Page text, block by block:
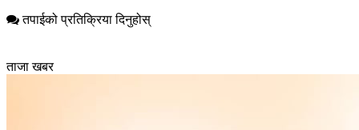
तपाईको प्रतिक्रिया दिनुहोस्
ताजा खबर